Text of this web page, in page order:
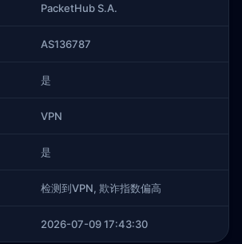
PacketHub S.A.
AS136787
是
VPN
是
检测到VPN, 欺诈指数偏高
2026-07-09 17:43:30